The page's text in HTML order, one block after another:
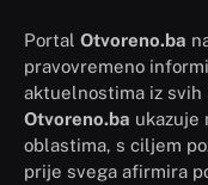
Portal Otvoreno.ba
pravovremeno
aktuelnostima iz svih
Otvoreno.ba ukazuje
oblastima, s ciljem
prije svega afirmira